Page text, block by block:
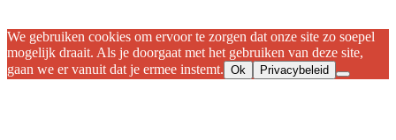
We gebruiken cookies om ervoor te zorgen dat onze site zo soepel
mogelijk draait. Als je doorgaat met het gebruiken van deze site,
gaan we er vanuit dat je ermee instemt. Ok Privacybeleid